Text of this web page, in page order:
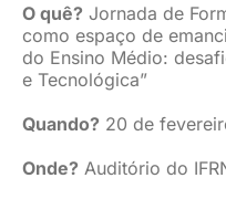
O quê? Jornada de
como espaço de
do Ensino Médio:
e Tecnológica”
Quando? 20 de
Onde? Auditório do